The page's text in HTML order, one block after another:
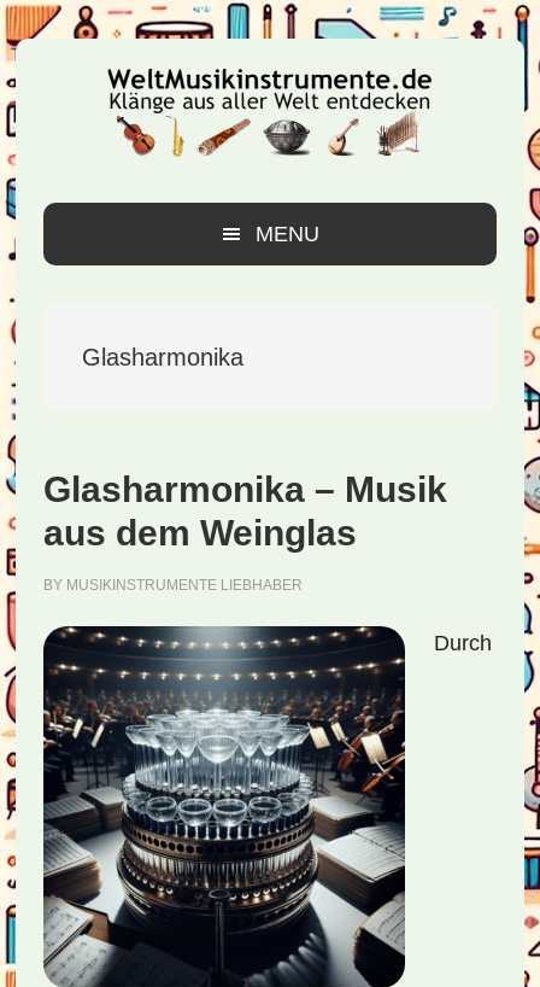
Zur
Hauptnavigation
springen
Zum
Inhalt
springen
Zur
Seitenspalte
springen
MENU
Glasharmonika
Glasharmonika – Musik
aus dem Weinglas
BY MUSIKINSTRUMENTE LIEBHABER
Durch